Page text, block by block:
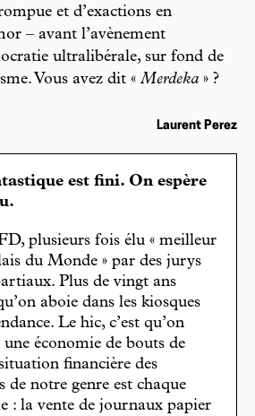
et d’exactions en
– avant l’avènement
ultralibérale, sur fond de
Vous avez dit «Merdeka » ?
Laurent Perez
est fini. On espère
plusieurs fois élu « meilleur
du Monde » par des jurys
Plus de vingt ans
aboie dans les kiosques
Le hic, c’est qu’on
économie de bouts de
financière des
de notre genre est chaque
: la vente de journaux papier